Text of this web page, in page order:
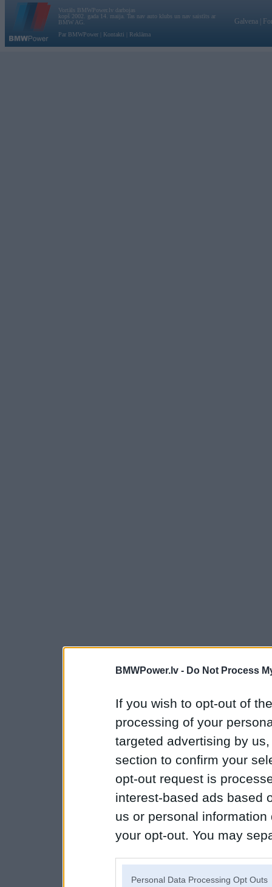
BMWPower.lv - Do Not Process
If you wish to opt-out of
processing of your
targeted advertising by
section to confirm your
opt-out request is
interest-based ads based
us or personal
your opt-out. You may
Personal Data Processing Opt Outs
Vortāls BMWPower.lv darbojas
kopš 2002. gada 14. maija. Tas nav auto klubs un nav saistīts ar
BMW AG.
Par BMWPower
Kontakti Reklāma
Galvena